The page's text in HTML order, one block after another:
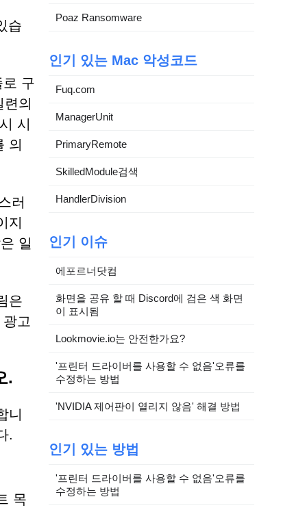
습
구
의
시
의
러
지
일
은
고
.
니
.
목
Poaz Ransomware
인기 있는 Mac 악성코드
Fuq.com
ManagerUnit
PrimaryRemote
SkilledModule검색
HandlerDivision
인기 이슈
에포르너닷컴
화면을 공유 할 때 Discord에 검은 색 화면
이 표시됨
Lookmovie.io는 안전한가요?
'프린터 드라이버를 사용할 수 없음'오류를
수정하는 방법
'NVIDIA 제어판이 열리지 않음' 해결 방법
인기 있는 방법
'프린터 드라이버를 사용할 수 없음'오류를
수정하는 방법